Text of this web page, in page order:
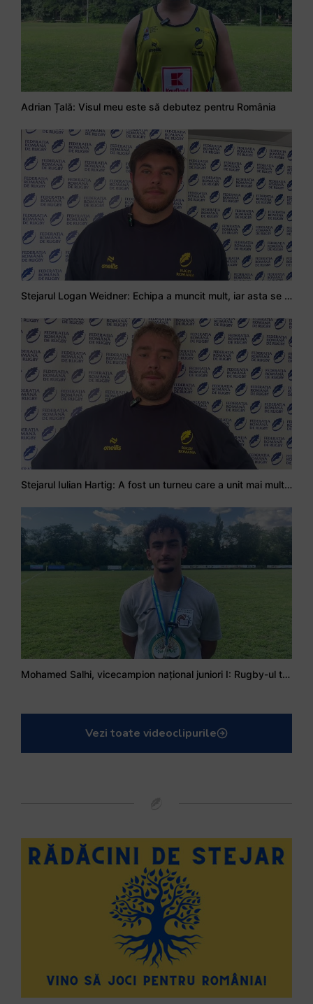
Adrian Țală: Visul meu este să debutez pentru România
Stejarul Logan Weidner: Echipa a muncit mult, iar asta se va vedea în meciurile de la Nations Cup
Stejarul Iulian Hartig: A fost un turneu care a unit mai mult echipa
Mohamed Salhi, vicecampion național juniori I: Rugby-ul te învață să accepți și înfrângerile
Vezi toate videoclipurile